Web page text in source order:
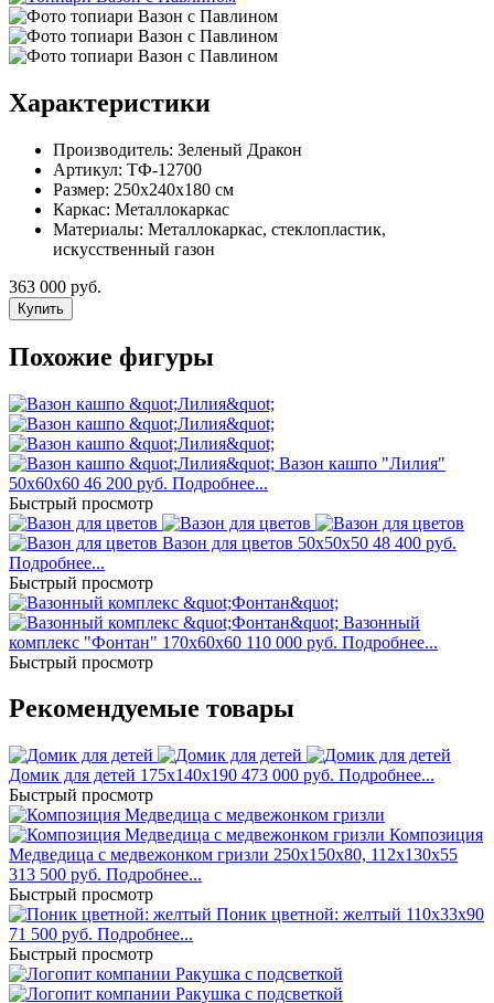
Характеристики
Производитель: Зеленый Дракон
Артикул: ТФ-12700
Размер: 250x240x180 см
Каркас: Металлокаркас
Материалы: Металлокаркас, стеклопластик,
искусственный газон
363 000 руб.
Купить
Похожие фигуры
Вазон кашпо "Лилия"
50x60x60 46 200 руб. Подробнее...
Быстрый просмотр
Вазон для цветов 50x50x50 48 400 руб.
Подробнее...
Быстрый просмотр
Вазонный
комплекс "Фонтан" 170x60x60 110 000 руб. Подробнее...
Быстрый просмотр
Рекомендуемые товары
Домик для детей 175x140x190 473 000 руб. Подробнее...
Быстрый просмотр
Композиция
Медведица с медвежонком гризли 250x150x80, 112x130x55
313 500 руб. Подробнее...
Быстрый просмотр
Поник цветной: желтый 110x33x90
71 500 руб. Подробнее...
Быстрый просмотр